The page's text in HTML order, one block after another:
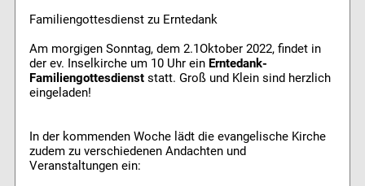
Familiengottesdienst zu Erntedank
Am morgigen Sonntag, dem 2.1Oktober 2022, findet in
der ev. Inselkirche um 10 Uhr ein Erntedank-
Familiengottesdienststatt. Groß und Klein sind herzlich
eingeladen!
In der kommenden Woche lädt die evangelische Kirche
zudem zu verschiedenen Andachten und
Veranstaltungen ein: